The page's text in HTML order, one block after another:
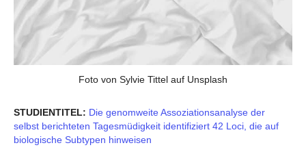
Foto von Sylvie Tittel auf Unsplash
STUDIENTITEL: Die genomweite Assoziationsanalyse der
selbst berichteten Tagesmüdigkeit identifiziert 42 Loci, die auf
biologische Subtypen hinweisen